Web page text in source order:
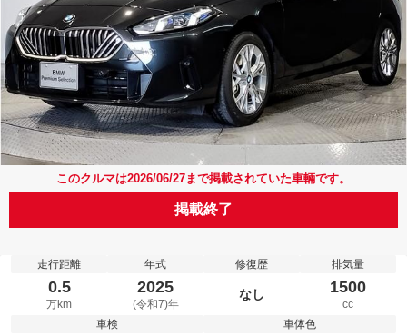
このクルマは2026/06/27まで掲載されていた車輛です。
掲載終了
走行距離
0.5
万km
年式
2025
(令和7)年
修復歴
なし
排気量
1500
cc
車検
車体色